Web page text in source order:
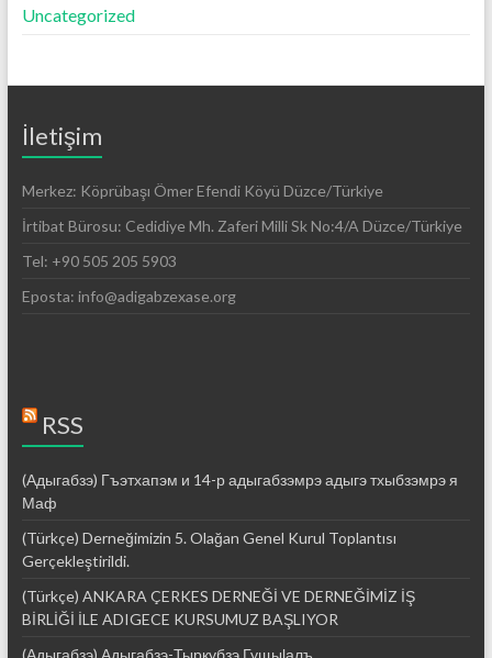
Uncategorized
İletişim
Merkez: Köprübaşı Ömer Efendi Köyü Düzce/Türkiye
İrtibat Bürosu: Cedidiye Mh. Zaferi Milli Sk No:4/A Düzce/Türkiye
Tel: +90 505 205 5903
Eposta: info@adigabzexase.org
RSS
(Адыгабзэ) Гъэтхапэм и 14-р адыгабзэмрэ адыгэ тхыбзэмрэ я
Маф
(Türkçe) Derneğimizin 5. Olağan Genel Kurul Toplantısı
Gerçekleştirildi.
(Türkçe) ANKARA ÇERKES DERNEĞİ VE DERNEĞİMİZ İŞ
BİRLİĞİ İLE ADIGECE KURSUMUZ BAŞLIYOR
(Адыгабзэ) Адыгабзэ-Тыркубзэ Гущыӏалъ